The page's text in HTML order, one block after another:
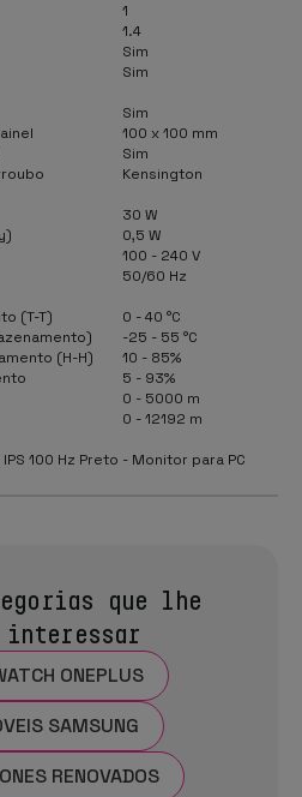
1
1.4
Sim
Sim
Sim
100 x 100 mm
Sim
Kensington
30 W
0,5 W
100 - 240 V
50/60 Hz
(T-T)
0 - 40 °C
-25 - 55 °C
(H-H)
10 - 85%
5 - 93%
0 - 5000 m
0 - 12192 m
100 Hz Preto - Monitor para PC
que lhe
interessar
ONEPLUS
SAMSUNG
RENOVADOS